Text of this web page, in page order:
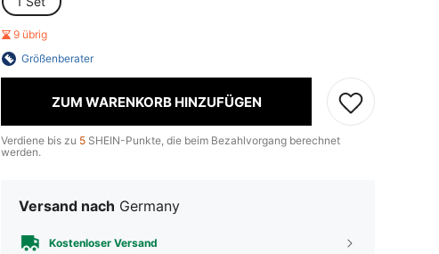
9 übrig
Größenberater
ZUM WARENKORB HINZUFÜGEN
Verdiene bis zu 5 SHEIN-Punkte, die beim Bezahlvorgang berechnet
werden.
Versand nach Germany
Kostenloser Versand